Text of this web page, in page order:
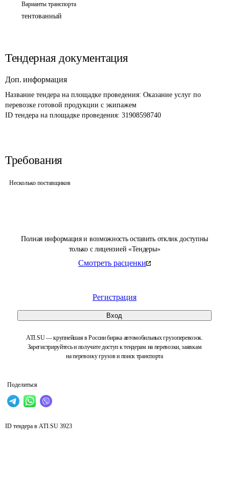
Полная информация и возможность оставить отклик доступны
только с лицензией «Тендеры»
Смотреть расценки
Регистрация
Вход
ATI.SU — крупнейшая в России биржа автомобильных грузоперевозок.
Зарегистрируйтесь и получите доступ к тендерам на перевозки, заявкам
на перевозку грузов и поиск транспорта
Поделиться
Варианты транспорта
тентованный
Тендерная документация
Доп. информация
Название тендера на площадке проведения: Оказание услуг по
перевозке готовой продукции с экипажем
ID тендера на площадке проведения: 31908598740
Требования
Несколько поставщиков
ID тендера в ATI.SU 3923